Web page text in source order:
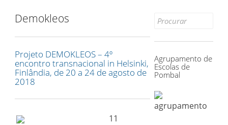
Demokleos
Projeto DEMOKLEOS – 4º
encontro transnacional in Helsinki,
Finlândia, de 20 a 24 de agosto de
2018
11
Search
Agrupamento de
Escolas de
Pombal